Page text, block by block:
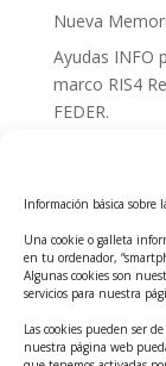
Información básica sobre
Una cookie o galleta
en tu ordenador,
Algunas cookies son
servicios para nuestra
Las cookies pueden ser
nuestra página web
Nueva
Ayudas INFO
marco RIS4
FEDER.
Tecnológicos
Ayudas INFO
innovadoras
Convocatoria
para la